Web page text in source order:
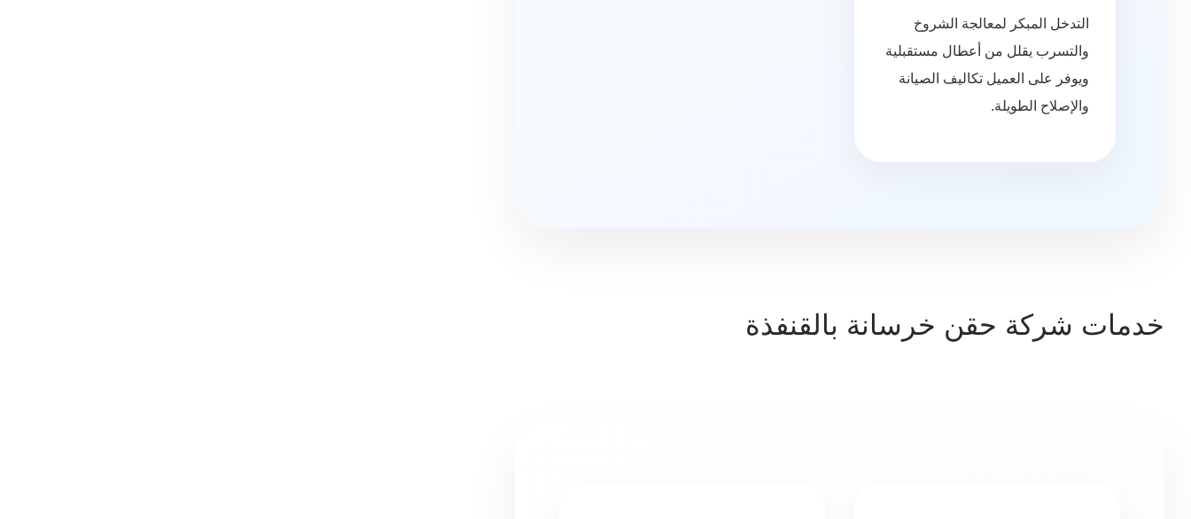
التدخل المبكر لمعالجة الشروخ
والتسرب يقلل من أعطال مستقبلية
ويوفر على العميل تكاليف الصيانة
والإصلاح الطويلة.
خدمات شركة حقن خرسانة بالقنفذة